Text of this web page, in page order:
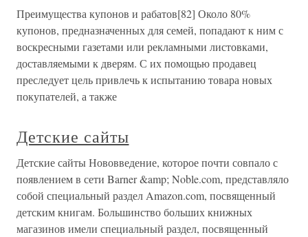
Преимущества купонов и рабатов[82] Около 80%
купонов, предназначенных для семей, попадают к ним с
воскресными газетами или рекламными листовками,
доставляемыми к дверям. С их помощью продавец
преследует цель привлечь к испытанию товара новых
покупателей, а также
Детские сайты
Детские сайты Нововведение, которое почти совпало с
появлением в сети Barner &amp; Noble.com, представляло
собой специальный раздел Amazon.com, посвященный
детским книгам. Большинство больших книжных
магазинов имели специальный раздел, посвященный